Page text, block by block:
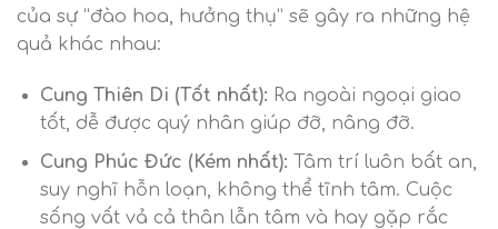
của sự “đào hoa, hưởng thụ” sẽ gây ra những hệ
quả khác nhau:
Cung Thiên Di (Tốt nhất): Ra ngoài ngoại giao
tốt, dễ được quý nhân giúp đỡ, nâng đỡ.
Cung Phúc Đức (Kém nhất): Tâm trí luôn bất an,
suy nghĩ hỗn loạn, không thể tĩnh tâm. Cuộc
sống vất vả cả thân lẫn tâm và hay gặp rắc